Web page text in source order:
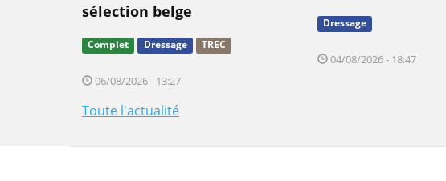
sélection belge
Complet Dressage TREC
06/08/2026 - 13:27
Dressage
04/08/2026 - 18:47
Toute l'actualité